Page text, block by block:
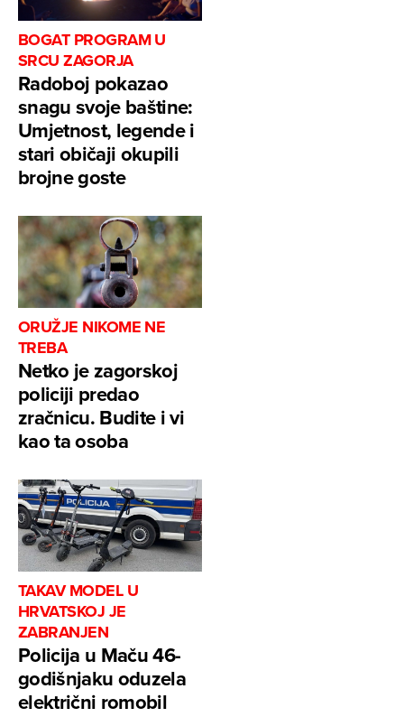
BOGAT PROGRAM U
SRCU ZAGORJA
Radoboj pokazao
snagu svoje baštine:
Umjetnost, legende i
stari običaji okupili
brojne goste
ORUŽJE NIKOME NE
TREBA
Netko je zagorskoj
policiji predao
zračnicu. Budite i vi
kao ta osoba
TAKAV MODEL U
HRVATSKOJ JE
ZABRANJEN
Policija u Maču 46-
godišnjaku oduzela
električni romobil